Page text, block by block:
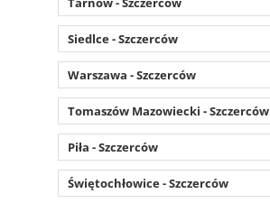
Siedlce - Szczerców
Warszawa - Szczerców
Tomaszów Mazowiecki - Szczerców
Piła - Szczerców
Świętochłowice - Szczerców